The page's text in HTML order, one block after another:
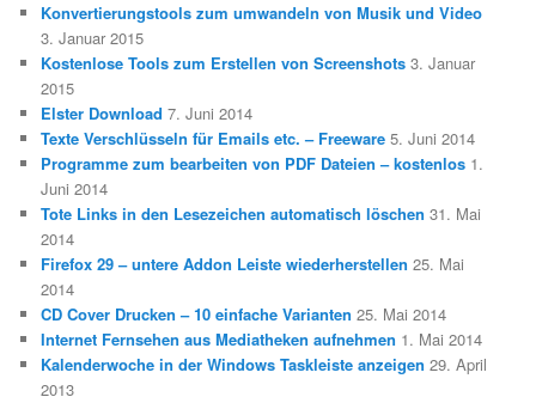
Konvertierungstools zum umwandeln von Musik und Video
3. Januar 2015
Kostenlose Tools zum Erstellen von Screenshots 3. Januar
2015
Elster Download 7. Juni 2014
Texte Verschlüsseln für Emails etc. – Freeware 5. Juni 2014
Programme zum bearbeiten von PDF Dateien – kostenlos 1.
Juni 2014
Tote Links in den Lesezeichen automatisch löschen 31. Mai
2014
Firefox 29 – untere Addon Leiste wiederherstellen 25. Mai
2014
CD Cover Drucken – 10 einfache Varianten 25. Mai 2014
Internet Fernsehen aus Mediatheken aufnehmen 1. Mai 2014
Kalenderwoche in der Windows Taskleiste anzeigen 29. April
2013